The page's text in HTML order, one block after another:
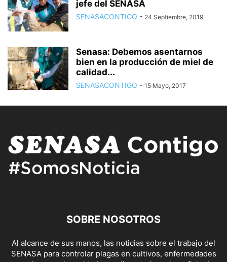
jefe del SENASA
SENASACONTIGO - 24 Septiembre, 2019
Senasa: Debemos asentarnos
bien en la producción de miel de
calidad...
SENASACONTIGO - 15 Mayo, 2017
SOBRE NOSOTROS
Al alcance de sus manos, las noticias sobre el trabajo del
SENASA para controlar plagas en cultivos, enfermedades